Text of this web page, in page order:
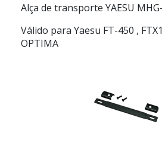
Alça de transporte YAESU
Válido para Yaesu FT-450 ,
OPTIMA